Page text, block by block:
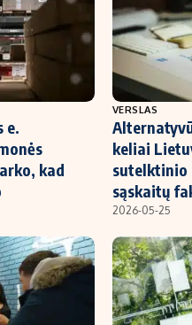
e.
kad
VERSLAS
keliai
sutelktinio
sąskaitų
2026-05-25